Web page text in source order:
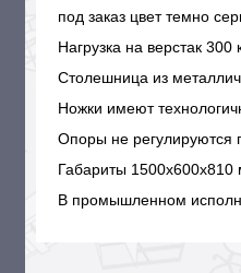
под заказ цвет темно
Нагрузка на верстак 300
Столешница из
Ножки имеют
Опоры не регулируются
Габариты 1500х600х810
В промышленном